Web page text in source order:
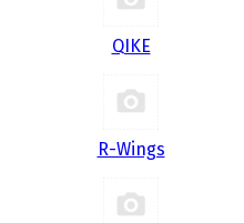
QIKE
R-Wings